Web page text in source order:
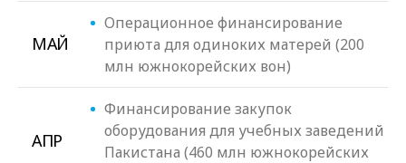
МАЙ
Операционное финансирование
приюта для одиноких матерей (200
млн южнокорейских вон)
АПР
Финансирование закупок
оборудования для учебных заведений
Пакистана (460 млн южнокорейских